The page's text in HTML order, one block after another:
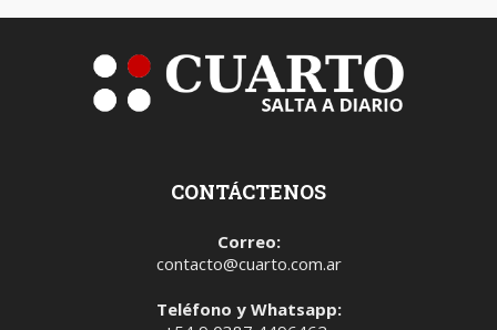
CONTÁCTENOS
Correo:
contacto@cuarto.com.ar
Teléfono y Whatsapp: